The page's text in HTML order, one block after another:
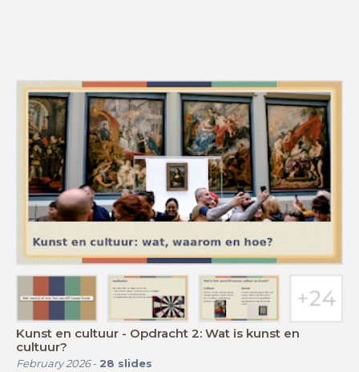
Kunst en cultuur - Opdracht 2: Wat is kunst en
cultuur?
February 2026- 28 slides